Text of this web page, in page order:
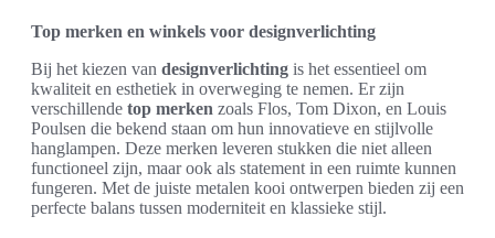
Top merken en winkels voor designverlichting
Bij het kiezen van designverlichting is het essentieel om
kwaliteit en esthetiek in overweging te nemen. Er zijn
verschillende top merken zoals Flos, Tom Dixon, en Louis
Poulsen die bekend staan om hun innovatieve en stijlvolle
hanglampen. Deze merken leveren stukken die niet alleen
functioneel zijn, maar ook als statement in een ruimte kunnen
fungeren. Met de juiste metalen kooi ontwerpen bieden zij een
perfecte balans tussen moderniteit en klassieke stijl.